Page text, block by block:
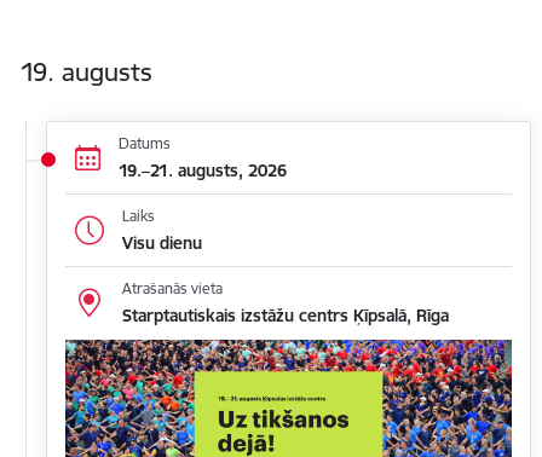
19. augusts
Datums
19.–21. augusts, 2026
Laiks
Visu dienu
Atrašanās vieta
Starptautiskais izstāžu centrs Ķīpsalā, Rīga